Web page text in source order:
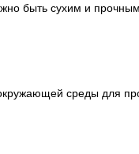
быть сухим и
среды для